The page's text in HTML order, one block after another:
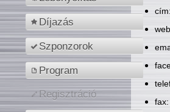
Díjazás
Szponzorok
Program
Regisztráció